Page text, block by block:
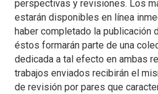
perspectivas y revisiones. Los
estarán disponibles en línea
haber completado la publicación
éstos formarán parte de una
dedicada a tal efecto en ambas
trabajos enviados recibirán el
de revisión por pares que